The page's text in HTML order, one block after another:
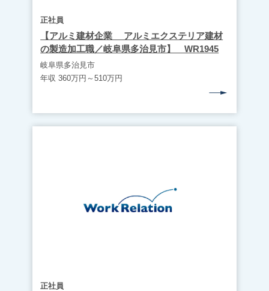
正社員
【アルミ建材企業 アルミエクステリア建材
の製造加工職／岐阜県多治見市】 WR1945
岐阜県多治見市
年収 360万円～510万円
正社員